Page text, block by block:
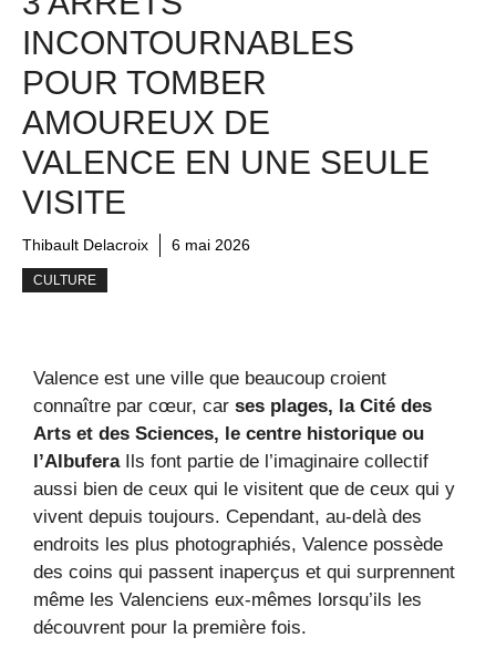
INCONTOURNABLES
POUR TOMBER
AMOUREUX DE
VALENCE EN UNE SEULE
VISITE
Thibault Delacroix 6 mai 2026
CULTURE
Valence est une ville que beaucoup croient
connaître par cœur, car ses plages, la Cité des
Arts et des Sciences, le centre historique ou
l’Albufera
Ils font partie de l’imaginaire collectif
aussi bien de ceux qui le visitent que de ceux qui y
vivent depuis toujours. Cependant, au-delà des
endroits les plus photographiés, Valence possède
des coins qui passent inaperçus et qui surprennent
même les Valenciens eux-mêmes lorsqu’ils les
découvrent pour la première fois.